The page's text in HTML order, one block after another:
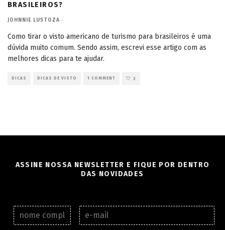
BRASILEIROS?
JOHNNIE LUSTOZA ·
Como tirar o visto americano de turismo para brasileiros é uma
dúvida muito comum. Sendo assim, escrevi esse artigo com as
melhores dicas para te ajudar.
DICAS DICAS DE VISTO 1 COMMENT 2
ASSINE NOSSA NEWSLETTER E FIQUE POR DENTRO
DAS NOVIDADES
N
o